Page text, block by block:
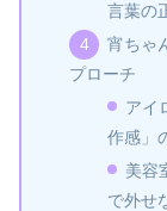
言葉の
宵ちゃ
プローチ
アイ
作感」
美容
で外せ